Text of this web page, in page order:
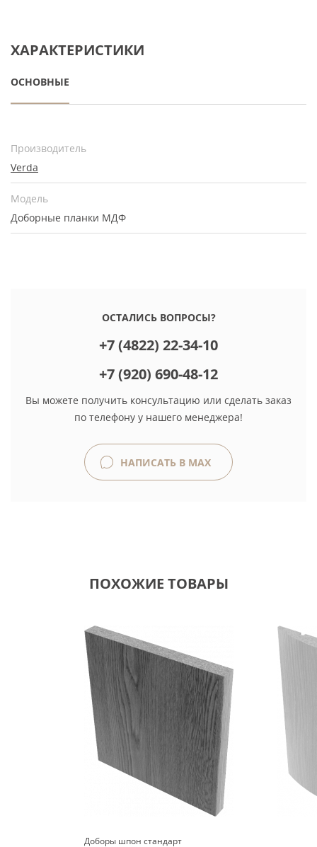
ХАРАКТЕРИСТИКИ
ОСНОВНЫЕ
Производитель
Verda
Модель
Доборные планки МДФ
ОСТАЛИСЬ ВОПРОСЫ?
+7 (4822) 22-34-10
+7 (920) 690-48-12
Вы можете получить консультацию или сделать заказ
по телефону у нашего менеджера!
НАПИСАТЬ В MAX
ПОХОЖИЕ ТОВАРЫ
Доборы шпон стандарт